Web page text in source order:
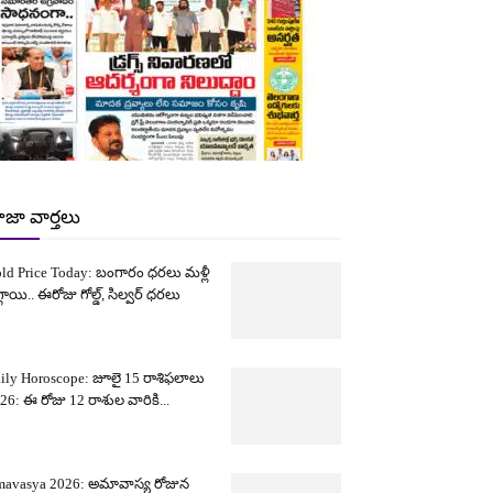
వార్తలు
Price Today: బంగారం ధరలు మళ్లీ
ఈరోజు గోల్డ్, సిల్వర్ ధరలు
Horoscope: జూలై 15 రాశిఫలాలు
ఈ రోజు 12 రాశుల వారికి...
2026: అమావాస్య రోజున